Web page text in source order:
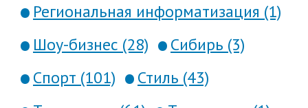
Региональная информатизация (1)
Шоу-бизнес (28)
Сибирь (3)
Спорт (101)
Стиль (43)